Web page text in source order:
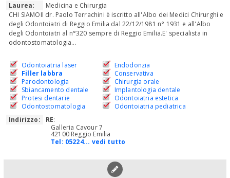
Laurea:
Medicina e Chirurgia
CHI SIAMOIl dr. Paolo Terrachini è iscritto all'Albo dei Medici Chirurghi e
degli Odontoiatri di Reggio Emilia dal 22/12/1981 n° 1931 e all'Albo
degli Odontoiatri al n°320 sempre di Reggio Emilia.E' specialista in
odontostomatologia...
Odontoiatria laser
Filler labbra
Parodontologia
Sbiancamento dentale
Protesi dentarie
Odontostomatologia
Endodonzia
Conservativa
Chirurgia orale
Implantologia dentale
Odontoiatria estetica
Odontoiatria pediatrica
Indirizzo:
RE:
Galleria Cavour 7
42100 Reggio Emilia
Tel: 05224... vedi tutto